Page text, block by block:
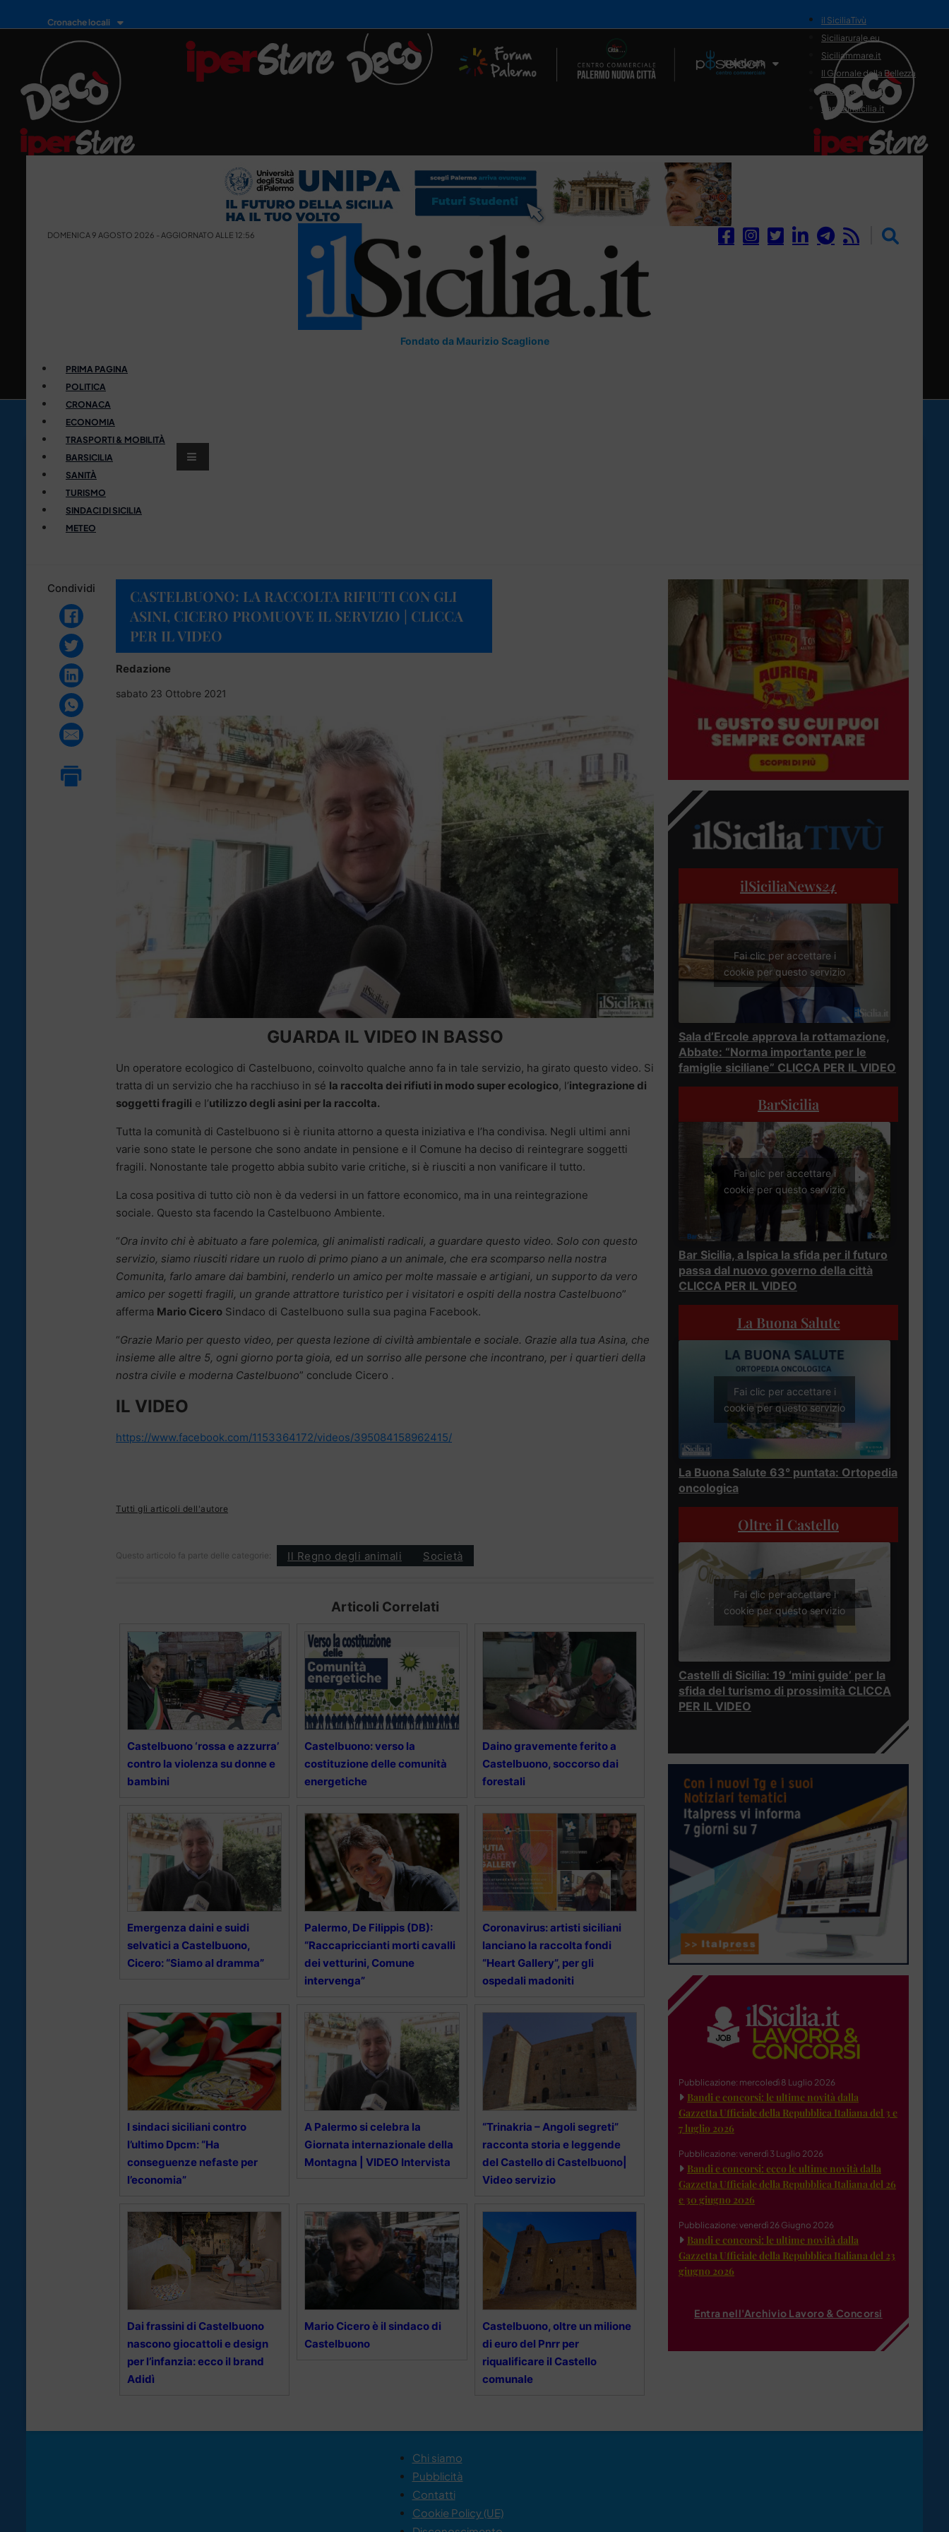
Cronache locali
Il Network
il SiciliaTivù
Siciliarurale.eu
Siciliammare.it
Il Giornale della Bellezza
Siciliamedica.it
Sanitainsicilia.it
DOMENICA 9 AGOSTO 2026 - AGGIORNATO ALLE 12:56
Fondato da Maurizio Scaglione
PRIMA PAGINA
POLITICA
CRONACA
ECONOMIA
TRASPORTI & MOBILITÀ
BARSICILIA
SANITÀ
TURISMO
SINDACI DI SICILIA
METEO
Condividi
CASTELBUONO: LA RACCOLTA RIFIUTI CON GLI
ASINI, CICERO PROMUOVE IL SERVIZIO | CLICCA
PER IL VIDEO
Redazione
sabato 23 Ottobre 2021
GUARDA IL VIDEO IN BASSO
Un operatore ecologico di Castelbuono, coinvolto qualche anno fa in tale servizio, ha girato questo video. Si
tratta di un servizio che ha racchiuso in sé la raccolta dei rifiuti in modo super ecologico, l’integrazione di
soggetti fragili e l’utilizzo degli asini per la raccolta.
Tutta la comunità di Castelbuono si è riunita attorno a questa iniziativa e l’ha condivisa. Negli ultimi anni
varie sono state le persone che sono andate in pensione e il Comune ha deciso di reintegrare soggetti
fragili. Nonostante tale progetto abbia subito varie critiche, si è riusciti a non vanificare il tutto.
La cosa positiva di tutto ciò non è da vedersi in un fattore economico, ma in una reintegrazione
sociale. Questo sta facendo la Castelbuono Ambiente.
“Ora invito chi è abituato a fare polemica, gli animalisti radicali, a guardare questo video. Solo con questo
servizio, siamo riusciti ridare un ruolo di primo piano a un animale, che era scomparso nella nostra
Comunita, farlo amare dai bambini, renderlo un amico per molte massaie e artigiani, un supporto da vero
amico per sogetti fragili, un grande attrattore turistico per i visitatori e ospiti della nostra Castelbuono”
afferma Mario Cicero Sindaco di Castelbuono sulla sua pagina Facebook.
“Grazie Mario per questo video, per questa lezione di civiltà ambientale e sociale. Grazie alla tua Asina, che
insieme alle altre 5, ogni giorno porta gioia, ed un sorriso alle persone che incontrano, per i quartieri della
nostra civile e moderna Castelbuono” conclude Cicero .
IL VIDEO
https://www.facebook.com/1153364172/videos/395084158962415/
Tutti gli articoli dell'autore
Questo articolo fa parte delle categorie: Il Regno degli animali Società
Articoli Correlati
Castelbuono ‘rossa e azzurra’
contro la violenza su donne e
bambini
Castelbuono: verso la
costituzione delle comunità
energetiche
Daino gravemente ferito a
Castelbuono, soccorso dai
forestali
Emergenza daini e suidi
selvatici a Castelbuono,
Cicero: “Siamo al dramma”
Palermo, De Filippis (DB):
“Raccapriccianti morti cavalli
dei vetturini, Comune
intervenga”
Coronavirus: artisti siciliani
lanciano la raccolta fondi
“Heart Gallery”, per gli
ospedali madoniti
I sindaci siciliani contro
l’ultimo Dpcm: “Ha
conseguenze nefaste per
l’economia”
A Palermo si celebra la
Giornata internazionale della
Montagna | VIDEO Intervista
“Trinakria – Angoli segreti”
racconta storia e leggende
del Castello di Castelbuono|
Video servizio
Dai frassini di Castelbuono
nascono giocattoli e design
per l’infanzia: ecco il brand
Adidì
Mario Cicero è il sindaco di
Castelbuono
Castelbuono, oltre un milione
di euro del Pnrr per
riqualificare il Castello
comunale
ilSiciliaNews24
Fai clic per accettare i
cookie per questo servizio
Sala d’Ercole approva la rottamazione,
Abbate: “Norma importante per le
famiglie siciliane” CLICCA PER IL VIDEO
BarSicilia
Fai clic per accettare i
cookie per questo servizio
Bar Sicilia, a Ispica la sfida per il futuro
passa dal nuovo governo della città
CLICCA PER IL VIDEO
La Buona Salute
Fai clic per accettare i
cookie per questo servizio
La Buona Salute 63° puntata: Ortopedia
oncologica
Oltre il Castello
Fai clic per accettare i
cookie per questo servizio
Castelli di Sicilia: 19 ‘mini guide’ per la
sfida del turismo di prossimità CLICCA
PER IL VIDEO
Pubblicazione: mercoledì 8 Luglio 2026
Bandi e concorsi: le ultime novità dalla
Gazzetta Ufficiale della Repubblica Italiana del 3 e
7 luglio 2026
Pubblicazione: venerdì 3 Luglio 2026
Bandi e concorsi: ecco le ultime novità dalla
Gazzetta Ufficiale della Repubblica Italiana del 26
e 30 giugno 2026
Pubblicazione: venerdì 26 Giugno 2026
Bandi e concorsi: le ultime novità dalla
Gazzetta Ufficiale della Repubblica Italiana del 23
giugno 2026
Entra nell'Archivio Lavoro & Concorsi
Chi siamo
Pubblicità
Contatti
Cookie Policy (UE)